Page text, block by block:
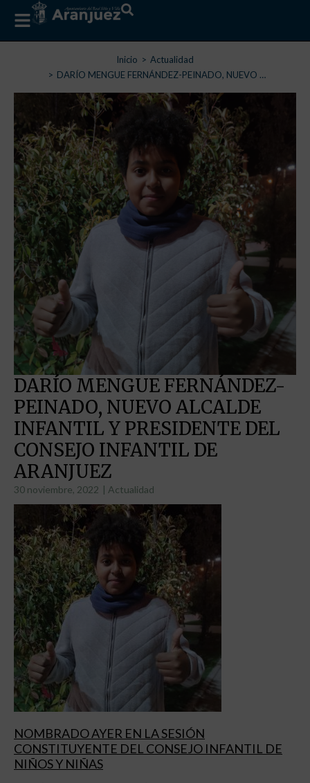
Inicio
Actualidad
DARÍO MENGUE FERNÁNDEZ-PEINADO, NUEVO …
DARÍO MENGUE FERNÁNDEZ-
PEINADO, NUEVO ALCALDE
INFANTIL Y PRESIDENTE DEL
CONSEJO INFANTIL DE
ARANJUEZ
30 noviembre, 2022 | Actualidad
NOMBRADO AYER EN LA SESIÓN
CONSTITUYENTE DEL CONSEJO INFANTIL DE
NIÑOS Y NIÑAS